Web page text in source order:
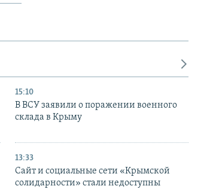
15:10
В ВСУ заявили о поражении военного
склада в Крыму
13:33
Сайт и социальные сети «Крымской
солидарности» стали недоступны